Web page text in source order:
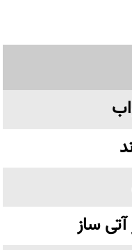
ساز